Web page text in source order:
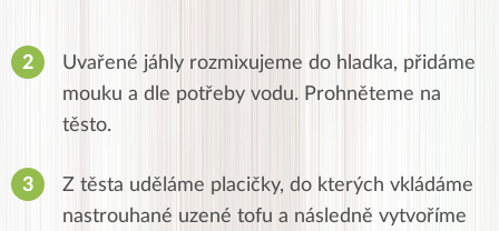
Uvařené jáhly rozmixujeme do hladka, přidáme
mouku a dle potřeby vodu. Prohněteme na
těsto.
Z těsta uděláme placičky, do kterých vkládáme
nastrouhané uzené tofu a následně vytvoříme